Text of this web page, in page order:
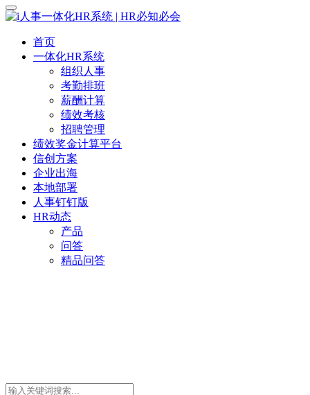
首页
一体化HR系统
组织人事
考勤排班
薪酬计算
绩效考核
招聘管理
绩效奖金计算平台
信创方案
企业出海
本地部署
人事钉钉版
HR动态
产品
问答
精品问答